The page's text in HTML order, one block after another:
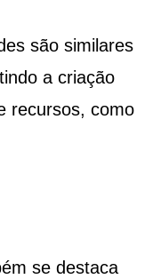
são similares
a criação
recursos, como
se destaca